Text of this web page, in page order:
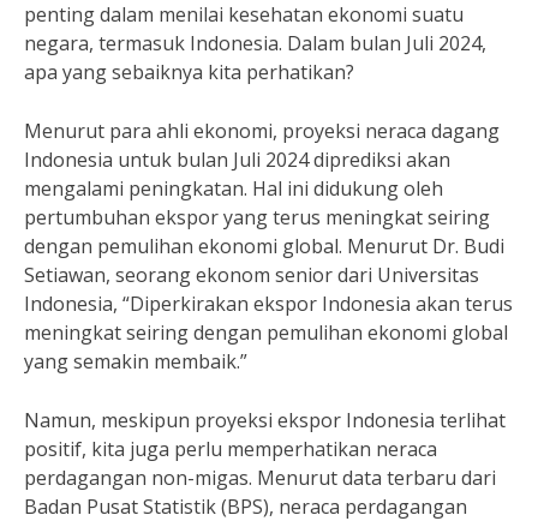
penting dalam menilai kesehatan ekonomi suatu
negara, termasuk Indonesia. Dalam bulan Juli 2024,
apa yang sebaiknya kita perhatikan?
Menurut para ahli ekonomi, proyeksi neraca dagang
Indonesia untuk bulan Juli 2024 diprediksi akan
mengalami peningkatan. Hal ini didukung oleh
pertumbuhan ekspor yang terus meningkat seiring
dengan pemulihan ekonomi global. Menurut Dr. Budi
Setiawan, seorang ekonom senior dari Universitas
Indonesia, “Diperkirakan ekspor Indonesia akan terus
meningkat seiring dengan pemulihan ekonomi global
yang semakin membaik.”
Namun, meskipun proyeksi ekspor Indonesia terlihat
positif, kita juga perlu memperhatikan neraca
perdagangan non-migas. Menurut data terbaru dari
Badan Pusat Statistik (BPS), neraca perdagangan